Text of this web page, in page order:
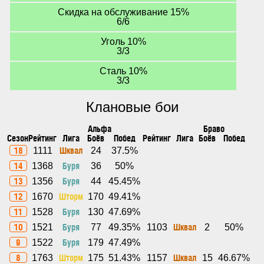
Скидка на обслуживание 15%
6/6
Уголь 10%
3/3
Сталь 10%
3/3
Клановые бои
Альфа Браво
СезонРейтинг Лига Боёв Побед Рейтинг Лига Боёв
Побед
18
1111 Шквал 24 37.5%
14 1368 Буря 36 50%
13 1356 Буря 44 45.45%
12 1670 Шторм 170 49.41%
11 1528 Буря 130 47.69%
10 1521 Буря 77 49.35% 1103 Шквал 2 50%
9 1522 Буря 179 47.49%
8 1763 Шторм 175 51.43% 1157 Шквал 15 46.67%